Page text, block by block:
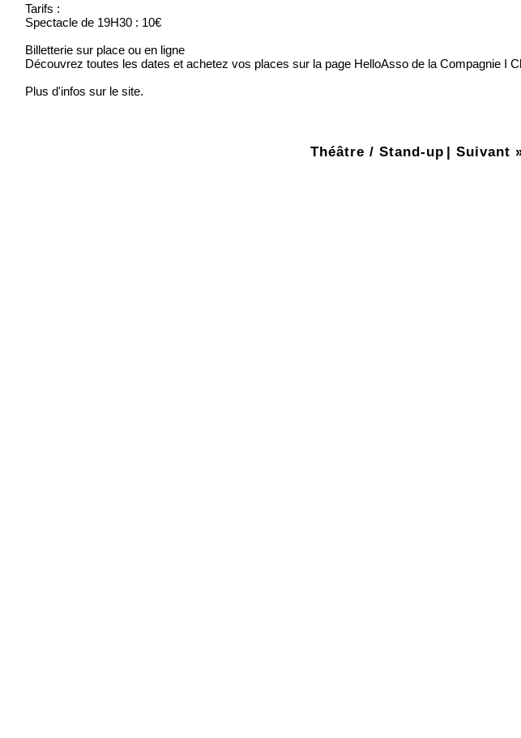
Tarifs :
Spectacle de 19H30 : 10€
Billetterie sur place ou en ligne
Découvrez toutes les dates et achetez vos places sur la page HelloAsso de la Compagnie I
Plus d'infos sur le site.
Théâtre / Stand-up | Suivant